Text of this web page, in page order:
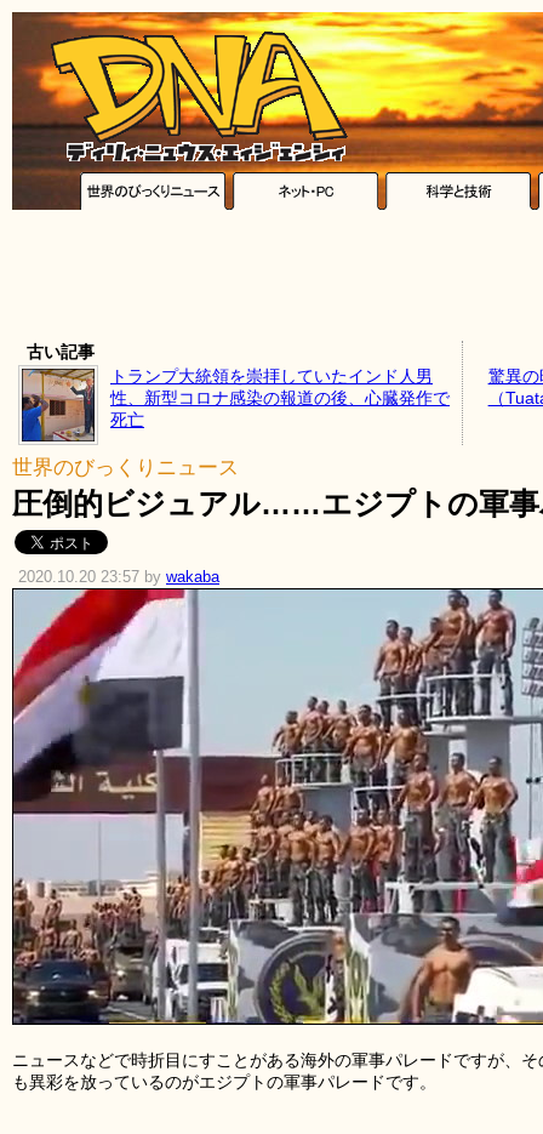
古い記事
トランプ大統領を崇拝していたインド人男
性、新型コロナ感染の報道の後、心臓発作で
死亡
驚異
（
世界のびっくりニュース
圧倒的ビジュアル……エジプトの軍
2020.10.20 23:57 by wakaba
ニュースなどで時折目にすことがある海外の軍事パレードですが、
も異彩を放っているのがエジプトの軍事パレードです。